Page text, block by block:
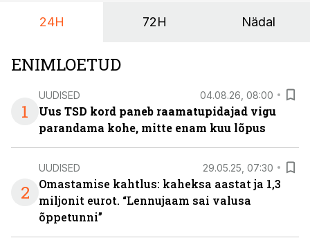
24H 72H Nädal
ENIMLOETUD
1
UUDISED 04.08.26, 08:00
Uus TSD kord paneb raamatupidajad vigu
parandama kohe, mitte enam kuu lõpus
2
UUDISED 29.05.25, 07:30
Omastamise kahtlus: kaheksa aastat ja 1,3
miljonit eurot. “Lennujaam sai valusa
õppetunni”